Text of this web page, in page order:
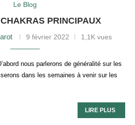
Le Blog
PRINCIPAUX
9 février 2022 1,1K vues
nous parlerons de généralité sur les
dans les semaines à venir sur les
LIRE PLUS